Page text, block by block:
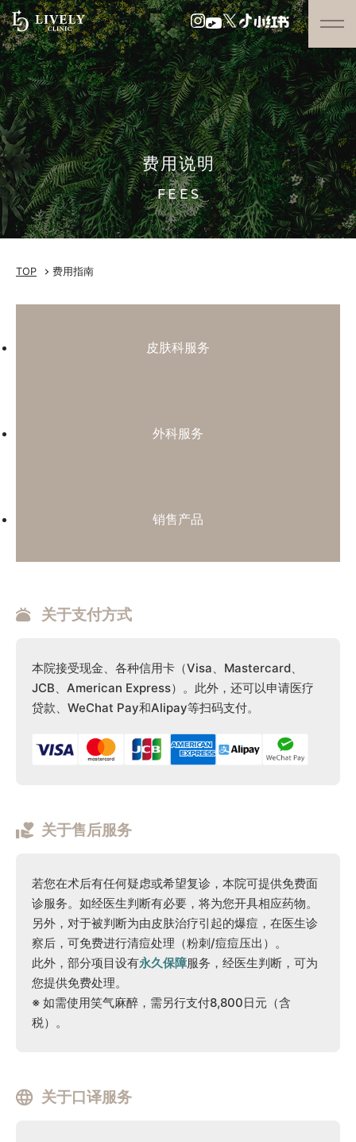
费用说明
FEES
TOP 费用指南
皮肤科服务
外科服务
销售产品
关于支付方式
本院接受现金、各种信用卡（Visa、Mastercard、
JCB、American Express）。此外，还可以申请医疗
贷款、WeChat Pay和Alipay等扫码支付。
关于售后服务
若您在术后有任何疑虑或希望复诊，本院可提供免费面
诊服务。如经医生判断有必要，将为您开具相应药物。
另外，对于被判断为由皮肤治疗引起的爆痘，在医生诊
察后，可免费进行清痘处理（粉刺/痘痘压出）。
此外，部分项目设有永久保障服务，经医生判断，可为
您提供免费处理。
※ 如需使用笑气麻醉，需另行支付8,800日元（含
税）。
关于口译服务